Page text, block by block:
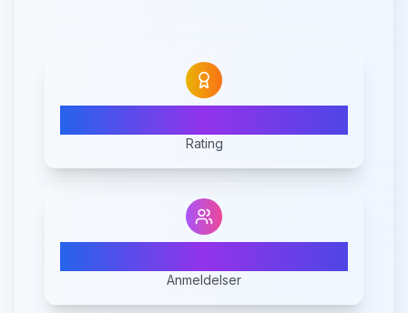
Rating
Anmeldelser